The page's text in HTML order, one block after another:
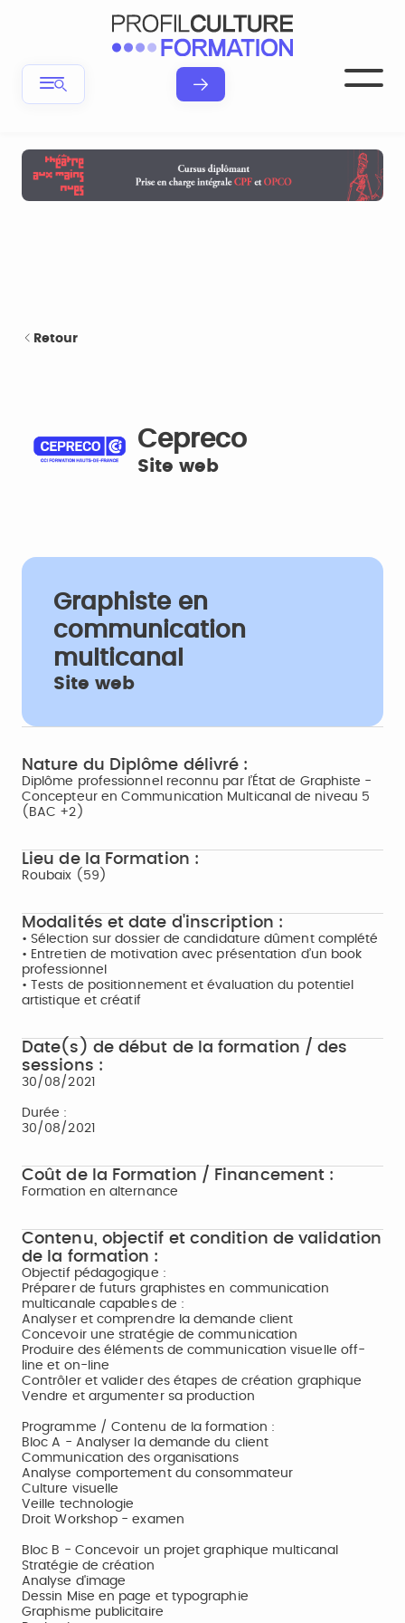
Retour
Cepreco
Site web
Graphiste en
communication
multicanal
Site web
Nature du Diplôme délivré :
Diplôme professionnel reconnu par l’État de Graphiste -
Concepteur en Communication Multicanal de niveau 5
(BAC +2)
Lieu de la Formation :
Roubaix (59)
Modalités et date d'inscription :
• Sélection sur dossier de candidature dûment complété
• Entretien de motivation avec présentation d’un book
professionnel
• Tests de positionnement et évaluation du potentiel
artistique et créatif
Date(s) de début de la formation / des
sessions :
30/08/2021
Durée :
30/08/2021
Coût de la Formation / Financement :
Formation en alternance
Contenu, objectif et condition de validation
de la formation :
Objectif pédagogique :
Préparer de futurs graphistes en communication
multicanale capables de :
Analyser et comprendre la demande client
Concevoir une stratégie de communication
Produire des éléments de communication visuelle off-
line et on-line
Contrôler et valider des étapes de création graphique
Vendre et argumenter sa production
Programme / Contenu de la formation :
Bloc A - Analyser la demande du client
Communication des organisations
Analyse comportement du consommateur
Culture visuelle
Veille technologie
Droit Workshop - examen
Bloc B - Concevoir un projet graphique multicanal
Stratégie de création
Analyse d'image
Dessin Mise en page et typographie
Graphisme publicitaire